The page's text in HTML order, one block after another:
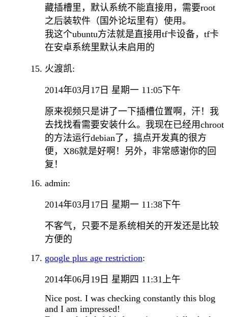
藏插槽里，默认系统不能直接用，需要root
之后装软件（国外论坛里有）使用。
我这个ubuntu方法就是直接用tf卡设备，tf卡
在安卓系统里默认未启用的
火渡凯:
2014年03月17日 星期一 11:05下午
原来视频只是讲了一下插槽位置啊，汗！我
去找找看需要安装什么。我现在已经用chroot
的方法运行debian了，搞点开发真的很方
便，X86就是好啊！另外，非常感谢你的回
复！
admin:
2014年03月17日 星期一 11:38下午
不客气，只要不是系统相关的开发还是比较
方便的
google plus age restriction:
2014年06月19日 星期四 11:31上午
Nice post. I was checking constantly this blog
and I am impressed!